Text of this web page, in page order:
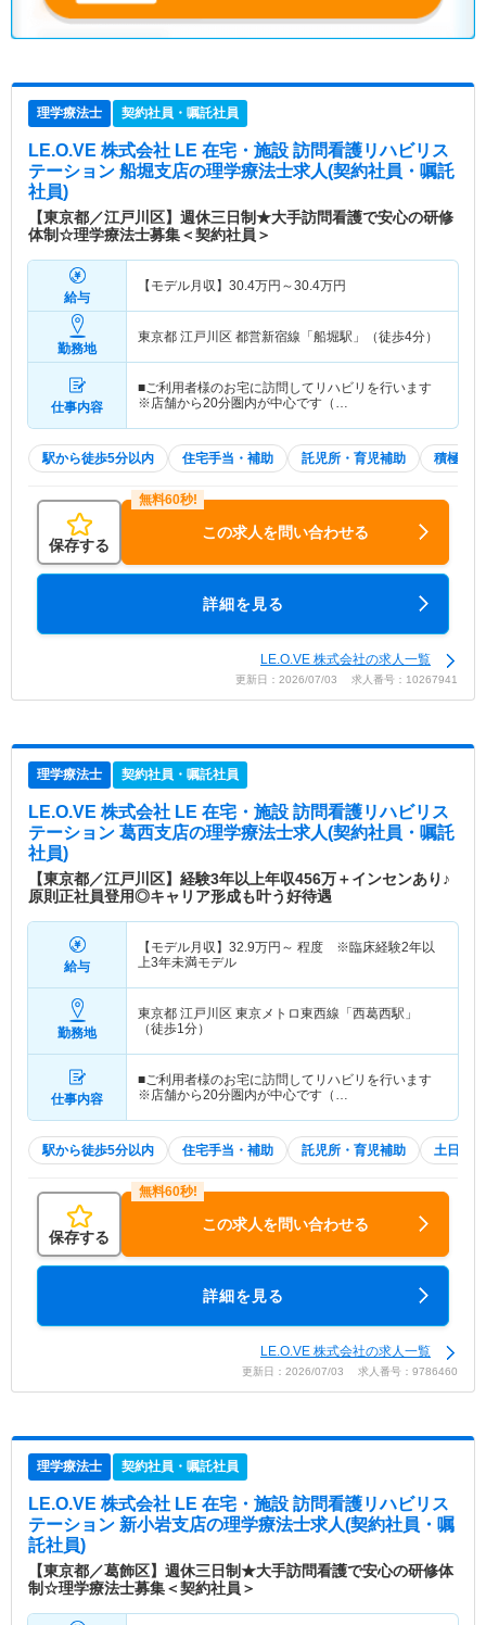
理学療法士 契約社員・嘱託社員
LE.O.VE 株式会社 LE 在宅・施設 訪問看護リハビリス
テーション 船堀支店の理学療法士求人(契約社員・嘱託
社員)
【東京都／江戸川区】週休三日制★大手訪問看護で安心の研修
体制☆理学療法士募集＜契約社員＞
給与
【モデル月収】 30.4万円～30.4万円
勤務地
東京都 江戸川区 都営新宿線「船堀駅」（徒歩4分）
仕事内容
■ご利用者様のお宅に訪問してリハビリを行います
※店舗から20分圏内が中心です（…
駅から徒歩5分以内 住宅手当・補助 託児所・育児補助 積極採
保存する
この求人を問い合わせる
詳細を見る
LE.O.VE 株式会社の求人一覧
更新日：2026/07/03 求人番号：10267941
理学療法士 契約社員・嘱託社員
LE.O.VE 株式会社 LE 在宅・施設 訪問看護リハビリス
テーション 葛西支店の理学療法士求人(契約社員・嘱託
社員)
【東京都／江戸川区】経験3年以上年収456万＋インセンあり♪
原則正社員登用◎キャリア形成も叶う好待遇
給与
【モデル月収】 32.9万円～ 程度 ※臨床経験2年以
上3年未満モデル
勤務地
東京都 江戸川区 東京メトロ東西線「西葛西駅」
（徒歩1分）
仕事内容
■ご利用者様のお宅に訪問してリハビリを行います
※店舗から20分圏内が中心です（…
駅から徒歩5分以内 住宅手当・補助 託児所・育児補助 土日祝休
保存する
この求人を問い合わせる
詳細を見る
LE.O.VE 株式会社の求人一覧
更新日：2026/07/03 求人番号：9786460
理学療法士 契約社員・嘱託社員
LE.O.VE 株式会社 LE 在宅・施設 訪問看護リハビリス
テーション 新小岩支店の理学療法士求人(契約社員・嘱
託社員)
【東京都／葛飾区】週休三日制★大手訪問看護で安心の研修体
制☆理学療法士募集＜契約社員＞